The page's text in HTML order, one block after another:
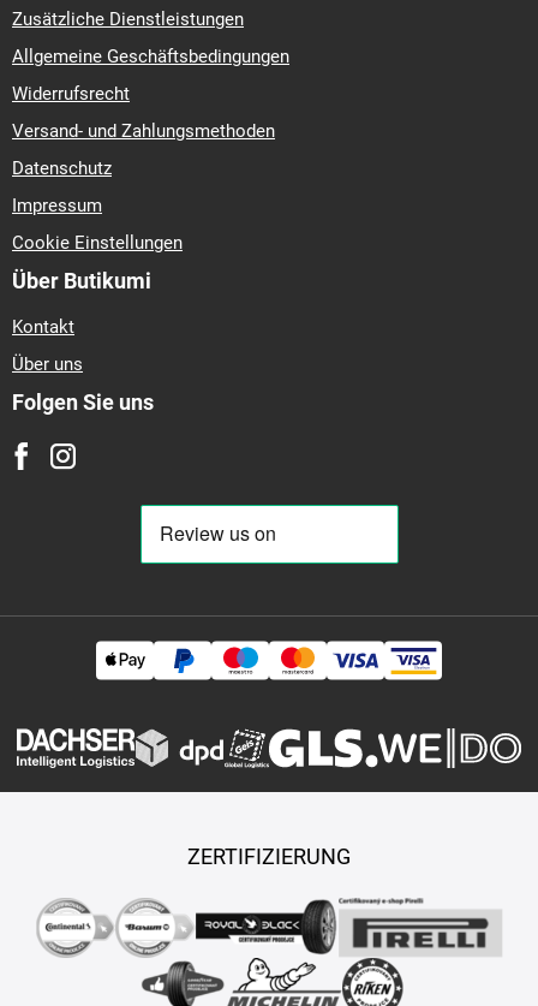
Zusätzliche Dienstleistungen
Allgemeine Geschäftsbedingungen
Widerrufsrecht
Versand- und Zahlungsmethoden
Datenschutz
Impressum
Cookie Einstellungen
Über Butikumi
Kontakt
Über uns
Folgen Sie uns
ZERTIFIZIERUNG